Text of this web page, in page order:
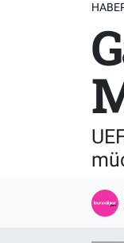
Kültür Sanat
Magazin
EKONOMİ
TEKNOLOJİ
Süper Lig
Tüm
Son Dakika
Haber Arşivi